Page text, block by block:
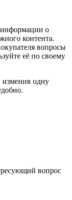
информации о
контента.
вопросы
её по своему
изменив одну
вопрос